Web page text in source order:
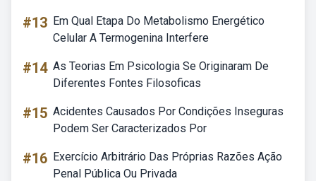
#13 Em Qual Etapa Do Metabolismo Energético
Celular A Termogenina Interfere
#14 As Teorias Em Psicologia Se Originaram De
Diferentes Fontes Filosoficas
#15 Acidentes Causados Por Condições Inseguras
Podem Ser Caracterizados Por
#16 Exercício Arbitrário Das Próprias Razões Ação
Penal Pública Ou Privada